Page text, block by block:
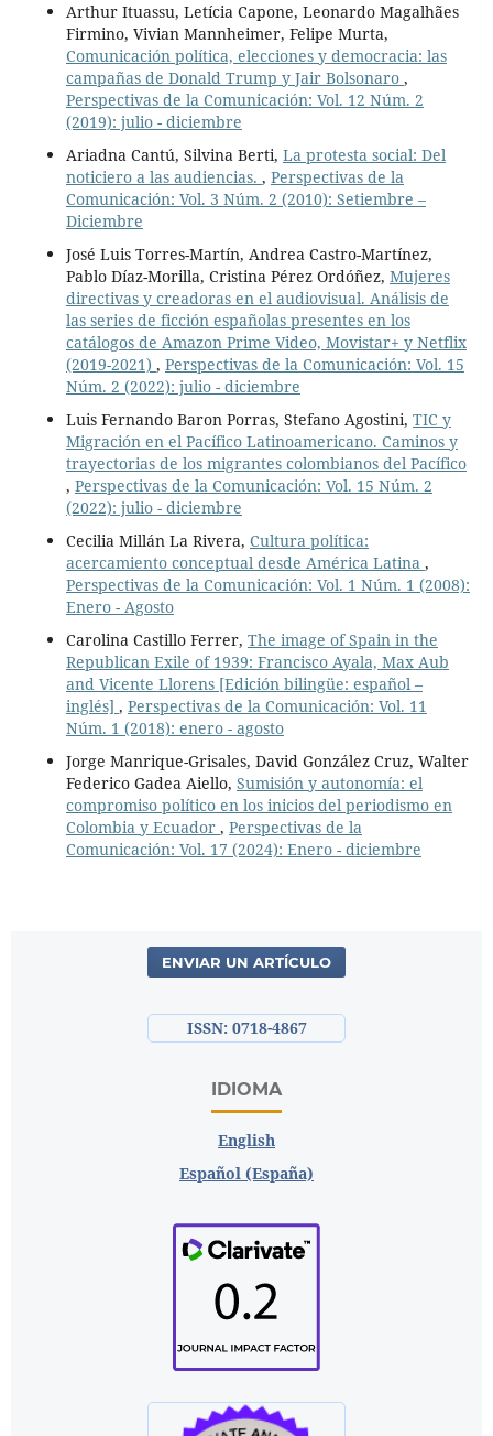
Arthur Ituassu, Letícia Capone, Leonardo Magalhães
Firmino, Vivian Mannheimer, Felipe Murta,
Comunicación política, elecciones y democracia: las
campañas de Donald Trump y Jair Bolsonaro ,
Perspectivas de la Comunicación: Vol. 12 Núm. 2
(2019): julio - diciembre
Ariadna Cantú, Silvina Berti, La protesta social: Del
noticiero a las audiencias. , Perspectivas de la
Comunicación: Vol. 3 Núm. 2 (2010): Setiembre –
Diciembre
José Luis Torres-Martín, Andrea Castro-Martínez,
Pablo Díaz-Morilla, Cristina Pérez Ordóñez, Mujeres
directivas y creadoras en el audiovisual. Análisis de
las series de ficción españolas presentes en los
catálogos de Amazon Prime Video, Movistar+ y Netflix
(2019-2021) , Perspectivas de la Comunicación: Vol. 15
Núm. 2 (2022): julio - diciembre
Luis Fernando Baron Porras, Stefano Agostini, TIC y
Migración en el Pacífico Latinoamericano. Caminos y
trayectorias de los migrantes colombianos del Pacífico
, Perspectivas de la Comunicación: Vol. 15 Núm. 2
(2022): julio - diciembre
Cecilia Millán La Rivera, Cultura política:
acercamiento conceptual desde América Latina ,
Perspectivas de la Comunicación: Vol. 1 Núm. 1 (2008):
Enero - Agosto
Carolina Castillo Ferrer, The image of Spain in the
Republican Exile of 1939: Francisco Ayala, Max Aub
and Vicente Llorens [Edición bilingüe: español –
inglés] , Perspectivas de la Comunicación: Vol. 11
Núm. 1 (2018): enero - agosto
Jorge Manrique-Grisales, David González Cruz, Walter
Federico Gadea Aiello, Sumisión y autonomía: el
compromiso político en los inicios del periodismo en
Colombia y Ecuador , Perspectivas de la
Comunicación: Vol. 17 (2024): Enero - diciembre
ENVIAR UN ARTÍCULO
ISSN: 0718-4867
IDIOMA
English
Español (España)